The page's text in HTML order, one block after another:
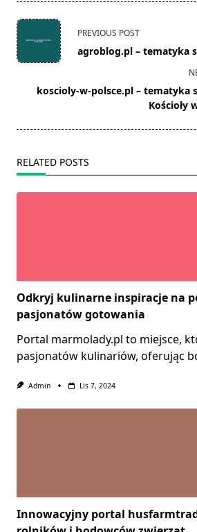
<span
class="nav-
subtitle
reader-
PREVIOUS POST
agroblog.pl – tematyka
koscioly-w-polsce.pl – tematyka
Kościoły
RELATED POSTS
Odkryj kulinarne inspiracje na
pasjonatów gotowania
Portal marmolady.pl to miejsce,
pasjonatów kulinariów, oferując
Admin Lis 7, 2024
Innowacyjny portal